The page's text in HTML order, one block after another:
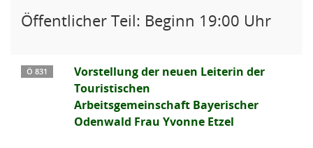
Öffentlicher Teil: Beginn 19:00 Uhr
Ö 831
Vorstellung der neuen Leiterin der
Touristischen
Arbeitsgemeinschaft Bayerischer
Odenwald Frau Yvonne Etzel